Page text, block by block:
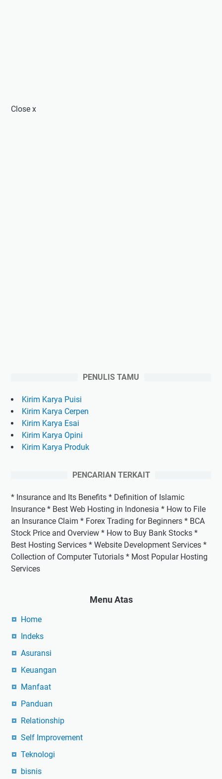
Close x
PENULIS TAMU
Kirim Karya Puisi
Kirim Karya Cerpen
Kirim Karya Esai
Kirim Karya Opini
Kirim Karya Produk
PENCARIAN TERKAIT
* Insurance and Its Benefits * Definition of Islamic
Insurance * Best Web Hosting in Indonesia * How to File
an Insurance Claim * Forex Trading for Beginners * BCA
Stock Price and Overview * How to Buy Bank Stocks *
Best Hosting Services * Website Development Services *
Collection of Computer Tutorials * Most Popular Hosting
Services
Menu Atas
Home
Indeks
Asuransi
Keuangan
Manfaat
Panduan
Relationship
Self Improvement
Teknologi
bisnis